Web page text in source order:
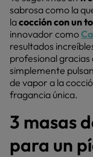
sabrosa como la
lacocción con un
innovador como
resultados
profesional gracias
simplemente
de vapor a la
fragancia única.
3 masas
para un